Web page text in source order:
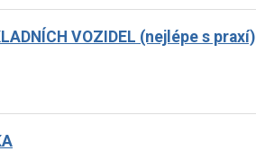
VOZIDEL (nejlépe s praxí)